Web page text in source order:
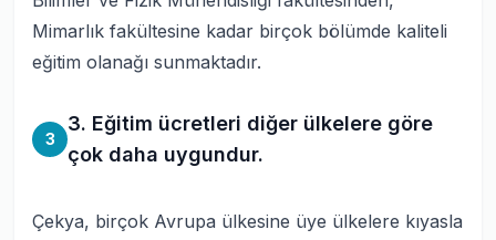
Mimarlık fakültesine kadar birçok bölümde kaliteli
eğitim olanağı sunmaktadır.
3
3. Eğitim ücretleri diğer ülkelere göre
çok daha uygundur.
Çekya, birçok Avrupa ülkesine üye ülkelere kıyasla